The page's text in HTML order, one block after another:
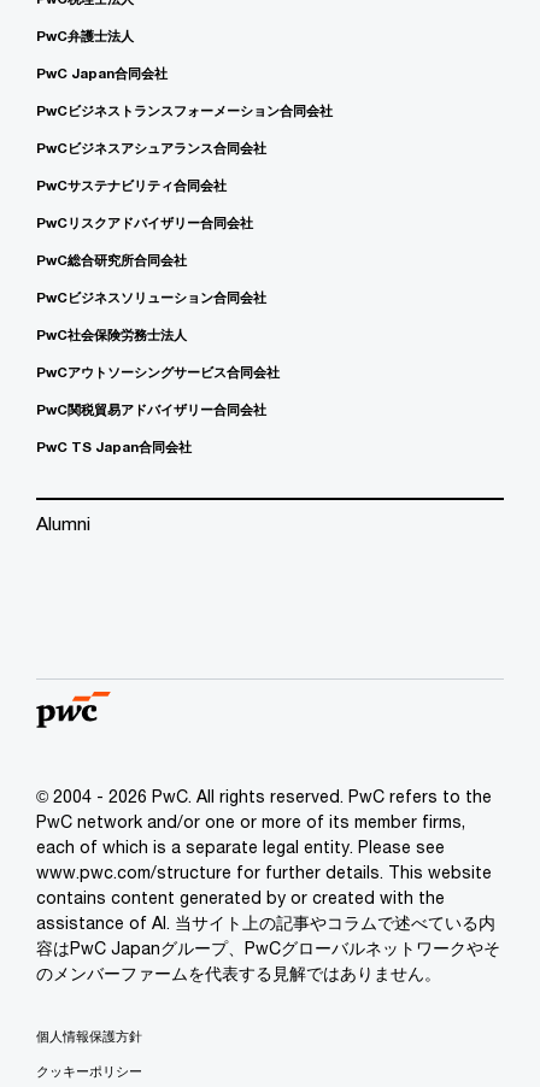
PwC弁護士法人
PwC Japan合同会社
PwCビジネストランスフォーメーション合同会社
PwCビジネスアシュアランス合同会社
PwCサステナビリティ合同会社
PwCリスクアドバイザリー合同会社
PwC総合研究所合同会社
PwCビジネスソリューション合同会社
PwC社会保険労務士法人
PwCアウトソーシングサービス合同会社
PwC関税貿易アドバイザリー合同会社
PwC TS Japan合同会社
Alumni
© 2004 - 2026 PwC. All rights reserved. PwC refers to the
PwC network and/or one or more of its member firms,
each of which is a separate legal entity. Please see
www.pwc.com/structure for further details. This website
contains content generated by or created with the
assistance of AI. 当サイト上の記事やコラムで述べている内
容はPwC Japanグループ、PwCグローバルネットワークやそ
のメンバーファームを代表する見解ではありません。
個人情報保護方針
クッキーポリシー